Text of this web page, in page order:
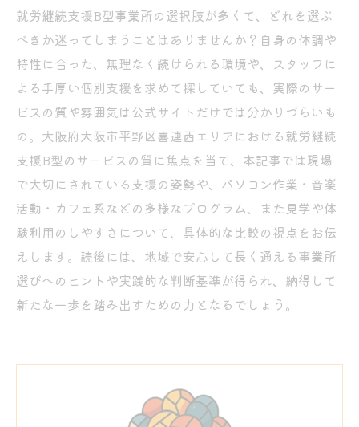
就労継続支援B型事業所の選択肢が多くて、どれを選ぶ
べきか迷ってしまうことはありませんか？自身の体調や
特性に合った、無理なく続けられる環境や、スタッフに
よる手厚い個別支援を求めて探していても、実際のサー
ビスの質や雰囲気は公式サイトだけでは分かりづらいも
の。大阪府大阪市平野区喜連西エリアにおける就労継続
支援B型のサービスの質に焦点を当て、本記事では現場
で大切にされている支援の姿勢や、パソコン作業・音楽
活動・カフェ系などの多様なプログラム、また見学や体
験利用のしやすさについて、具体的な比較の視点をお伝
えします。読後には、地域で安心して長く通える事業所
選びへのヒントや実践的な判断基準が得られ、納得して
新たな一歩を踏み出すための力となるでしょう。